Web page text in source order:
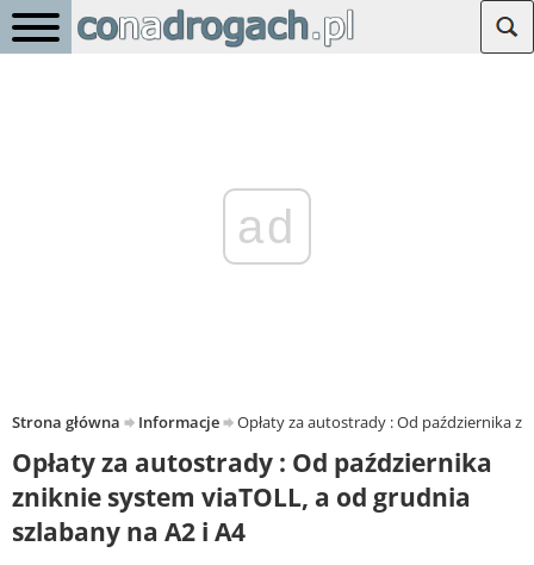
ad
Strona główna Informacje Opłaty za autostrady : Od października
Opłaty za autostrady : Od października
zniknie system viaTOLL, a od grudnia
szlabany na A2 i A4